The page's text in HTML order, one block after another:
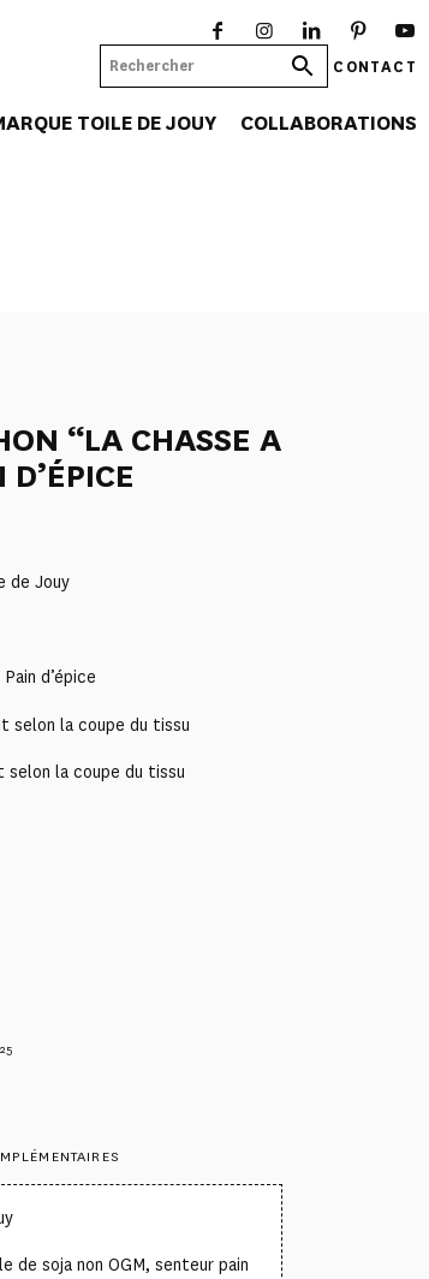
CONTACT
TOILE DE JOUY COLLABORATIONS
“LA CHASSE A
de Jouy
d’épice
selon la coupe du tissu
la coupe du tissu
de soja non OGM, senteur pain